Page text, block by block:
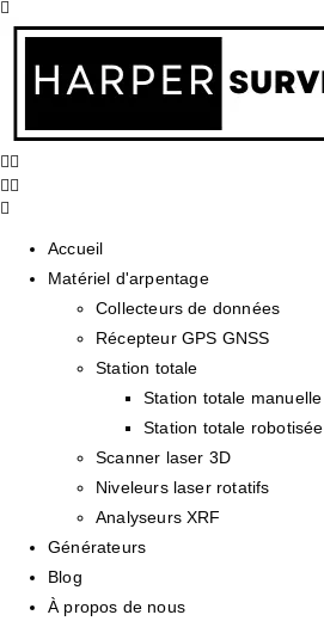
Accueil
Matériel d'arpentage
Collecteurs de données
Récepteur GPS GNSS
Station totale
Station totale manuelle
Station totale robotisée
Scanner laser 3D
Niveleurs laser rotatifs
Analyseurs XRF
Générateurs
Blog
À propos de nous